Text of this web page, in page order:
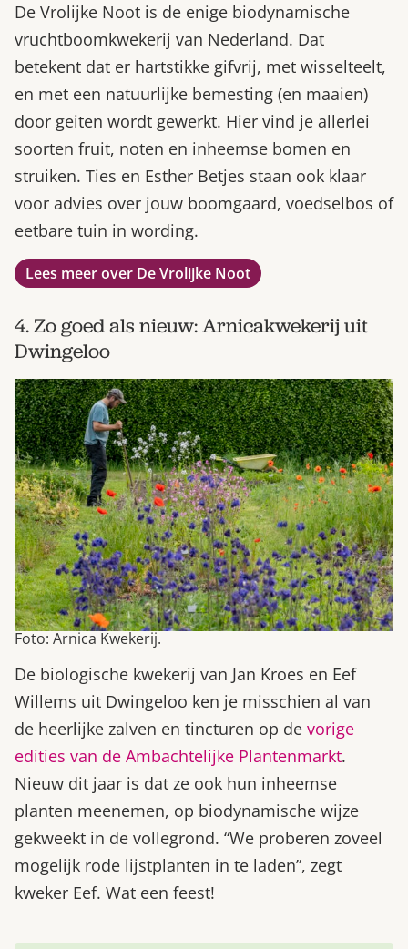
De Vrolijke Noot is de enige biodynamische
vruchtboomkwekerij van Nederland. Dat
betekent dat er hartstikke gifvrij, met wisselteelt,
en met een natuurlijke bemesting (en maaien)
door geiten wordt gewerkt. Hier vind je allerlei
soorten fruit, noten en inheemse bomen en
struiken. Ties en Esther Betjes staan ook klaar
voor advies over jouw boomgaard, voedselbos of
eetbare tuin in wording.
Lees meer over De Vrolijke Noot
4. Zo goed als nieuw: Arnicakwekerij uit
Dwingeloo
Foto: Arnica Kwekerij.
De biologische kwekerij van Jan Kroes en Eef
Willems uit Dwingeloo ken je misschien al van
de heerlijke zalven en tincturen op de vorige
edities van de Ambachtelijke Plantenmarkt.
Nieuw dit jaar is dat ze ook hun inheemse
planten meenemen, op biodynamische wijze
gekweekt in de vollegrond. “We proberen zoveel
mogelijk rode lijstplanten in te laden”, zegt
kweker Eef. Wat een feest!